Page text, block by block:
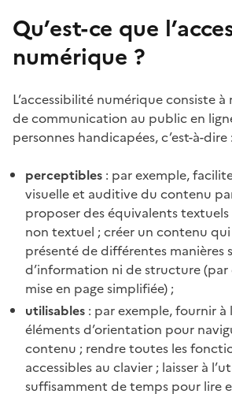
Qu’est-ce que
numérique ?
L’accessibilité numérique consiste à
de communication au public en
personnes handicapées, c’est-à-dire :
perceptibles : par exemple,
visuelle et auditive du contenu
proposer des équivalents
non textuel ; créer un contenu
présenté de différentes manières
d’information ni de structure (par
mise en page simplifiée) ;
utilisables : par exemple, fournir à
éléments d’orientation pour
contenu ; rendre toutes les
accessibles au clavier ; laisser à
suffisamment de temps pour lire